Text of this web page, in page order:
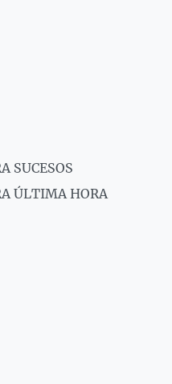
SUCESOS
ÚLTIMA HORA